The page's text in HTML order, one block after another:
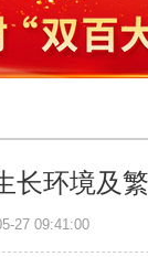
长环境及
27 09:41:00